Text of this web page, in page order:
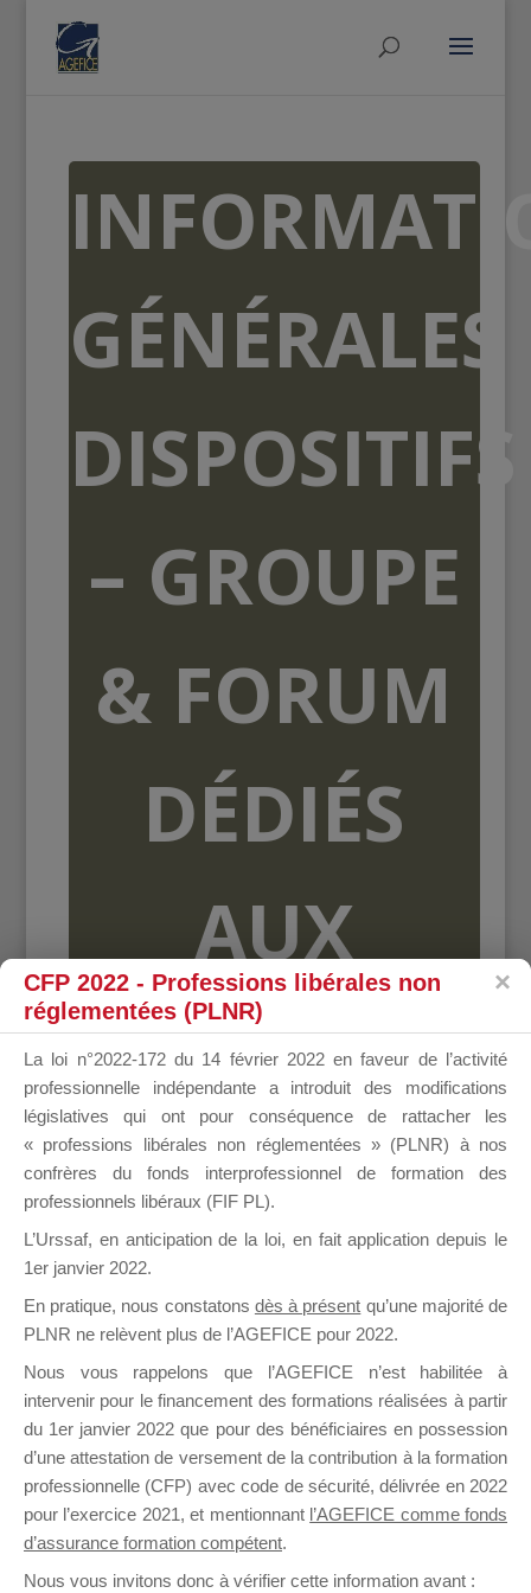
GÉNÉRALES
DISPOSITIFS
– GROUPE
& FORUM
DÉDIÉS
AUX
DE
il y a 8 heures
formation. Il accueille également les Conseillers
CFP 2022 - Professions libérales non
réglementées (PLNR)
La loi n°2022-172 du 14 février 2022 en faveur de l’activité
professionnelle indépendante a introduit des modifications
législatives qui ont pour conséquence de rattacher les
« professions libérales non réglementées » (PLNR) à nos
confrères du fonds interprofessionnel de formation des
professionnels libéraux (FIF PL).
L’Urssaf, en anticipation de la loi, en fait application depuis le
1er janvier 2022.
En pratique, nous constatons dès à présent qu’une majorité de
PLNR ne relèvent plus de l’AGEFICE pour 2022.
Nous vous rappelons que l’AGEFICE n’est habilitée à
intervenir pour le financement des formations réalisées à partir
du 1er janvier 2022 que pour des bénéficiaires en possession
d’une attestation de versement de la contribution à la formation
professionnelle (CFP) avec code de sécurité, délivrée en 2022
pour l’exercice 2021, et mentionnant l’AGEFICE comme fonds
d’assurance formation compétent.
Nous vous invitons donc à vérifier cette information avant :